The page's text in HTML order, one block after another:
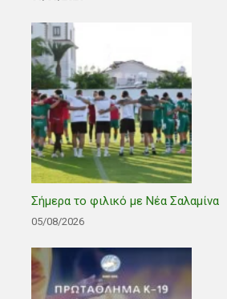
Σήμερα το φιλικό με Νέα Σαλαμίνα
05/08/2026